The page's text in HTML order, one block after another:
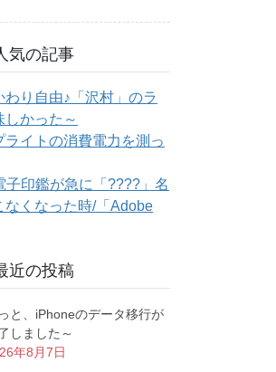
気の記事
近の投稿
と、iPhoneのデータ移行が
しました～
年8月7日